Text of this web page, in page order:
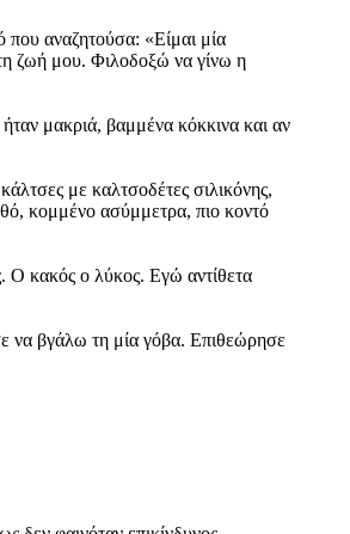
αναζητούσα: «Είμαι μία
ζωή μου. Φιλοδοξώ να γίνω η
μακριά, βαμμένα κόκκινα και αν
με καλτσοδέτες σιλικόνης,
κομμένο ασύμμετρα, πιο κοντό
Ο κακός ο λύκος. Εγώ αντίθετα
να βγάλω τη μία γόβα. Επιθεώρησε